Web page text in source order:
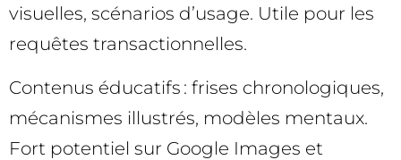
visuelles, scénarios d’usage. Utile pour les
requêtes transactionnelles.
Contenus éducatifs : frises chronologiques,
mécanismes illustrés, modèles mentaux.
Fort potentiel sur Google Images et